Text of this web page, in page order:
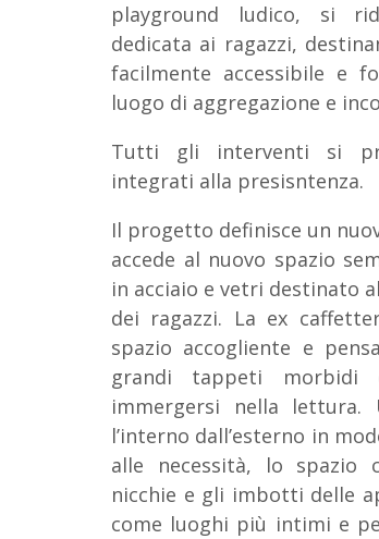
playground ludico, si
dedicata ai ragazzi,
facilmente accessibile e
luogo di aggregazione e
Tutti gli interventi si
integrati alla presisntenza.
Il progetto definisce un
accede al nuovo spazio
in acciaio e vetri destinato
dei ragazzi. La ex
spazio accogliente e
grandi tappeti
immergersi nella lettura.
l’interno dall’esterno in
alle necessità, lo spazio
nicchie e gli imbotti delle
come luoghi più intimi e